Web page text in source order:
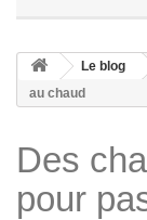
Le blog
au chaud
Des
pour